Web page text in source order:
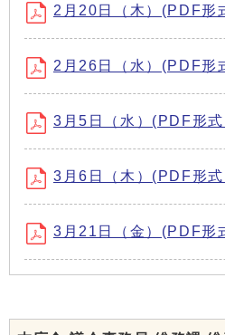
2月20日（木）(PDF形
2月26日（水）(PDF形
3月5日（水）(PDF形
3月6日（木）(PDF形
3月21日（金）(PDF形